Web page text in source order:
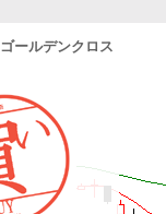
ゴールデンクロス